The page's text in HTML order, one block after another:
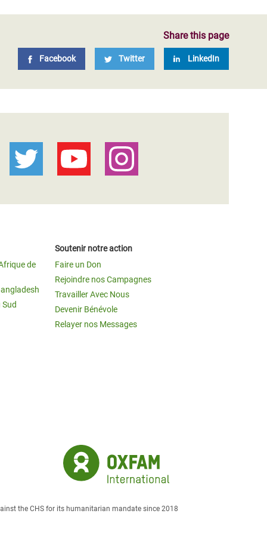
Share this page
Facebook Twitter LinkedIn
de
Soutenir notre action
Faire un Don
Rejoindre nos Campagnes
Travailler Avec Nous
Devenir Bénévole
Relayer nos Messages
the CHS for its humanitarian mandate since 2018